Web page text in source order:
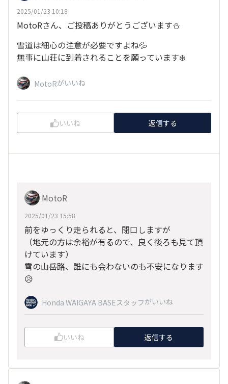
2025/01/23 10:18
MotoRさん、ご投稿ありがとうございます⛄
雪道は細心の注意が必要ですよね💦
無事に山荘に到着されることを願っています❄️
MotoRがいいね
いいね 返信する
MotoR
2025/01/23 15:58
前をゆっくり走られると、閉口しますが
（地元の方は余裕が有るので、良く後ろも見て頂
けています）
雪の山岳路、誰にも会わないのも不安になります
😥
Honda WAIGAYA BASEスタッフがいいね
いいね 返信する